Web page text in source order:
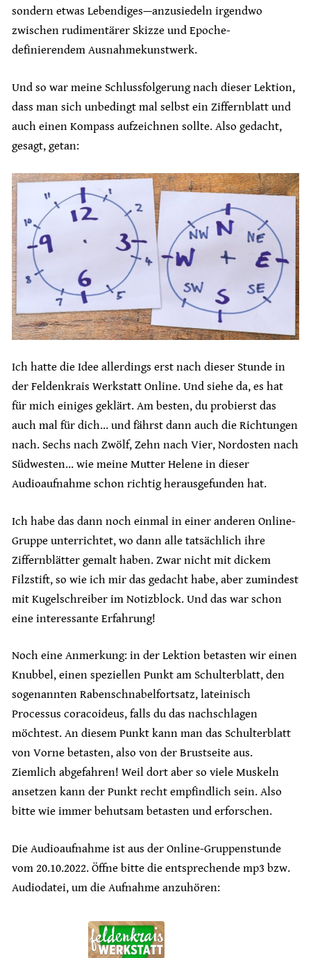
sondern etwas Lebendiges—anzusiedeln irgendwo
zwischen rudimentärer Skizze und Epoche-
definierendem Ausnahmekunstwerk.
Und so war meine Schlussfolgerung nach dieser Lektion,
dass man sich unbedingt mal selbst ein Ziffernblatt und
auch einen Kompass aufzeichnen sollte. Also gedacht,
gesagt, getan:
Ich hatte die Idee allerdings erst nach dieser Stunde in
der Feldenkrais Werkstatt Online. Und siehe da, es hat
für mich einiges geklärt. Am besten, du probierst das
auch mal für dich… und fährst dann auch die Richtungen
nach. Sechs nach Zwölf, Zehn nach Vier, Nordosten nach
Südwesten… wie meine Mutter Helene in dieser
Audioaufnahme schon richtig herausgefunden hat.
Ich habe das dann noch einmal in einer anderen Online-
Gruppe unterrichtet, wo dann alle tatsächlich ihre
Ziffernblätter gemalt haben. Zwar nicht mit dickem
Filzstift, so wie ich mir das gedacht habe, aber zumindest
mit Kugelschreiber im Notizblock. Und das war schon
eine interessante Erfahrung!
Noch eine Anmerkung: in der Lektion betasten wir einen
Knubbel, einen speziellen Punkt am Schulterblatt, den
sogenannten Rabenschnabelfortsatz, lateinisch
Processus coracoideus, falls du das nachschlagen
möchtest. An diesem Punkt kann man das Schulterblatt
von Vorne betasten, also von der Brustseite aus.
Ziemlich abgefahren! Weil dort aber so viele Muskeln
ansetzen kann der Punkt recht empfindlich sein. Also
bitte wie immer behutsam betasten und erforschen.
Die Audioaufnahme ist aus der Online-Gruppenstunde
vom 20.10.2022. Öffne bitte die entsprechende mp3 bzw.
Audiodatei, um die Aufnahme anzuhören: